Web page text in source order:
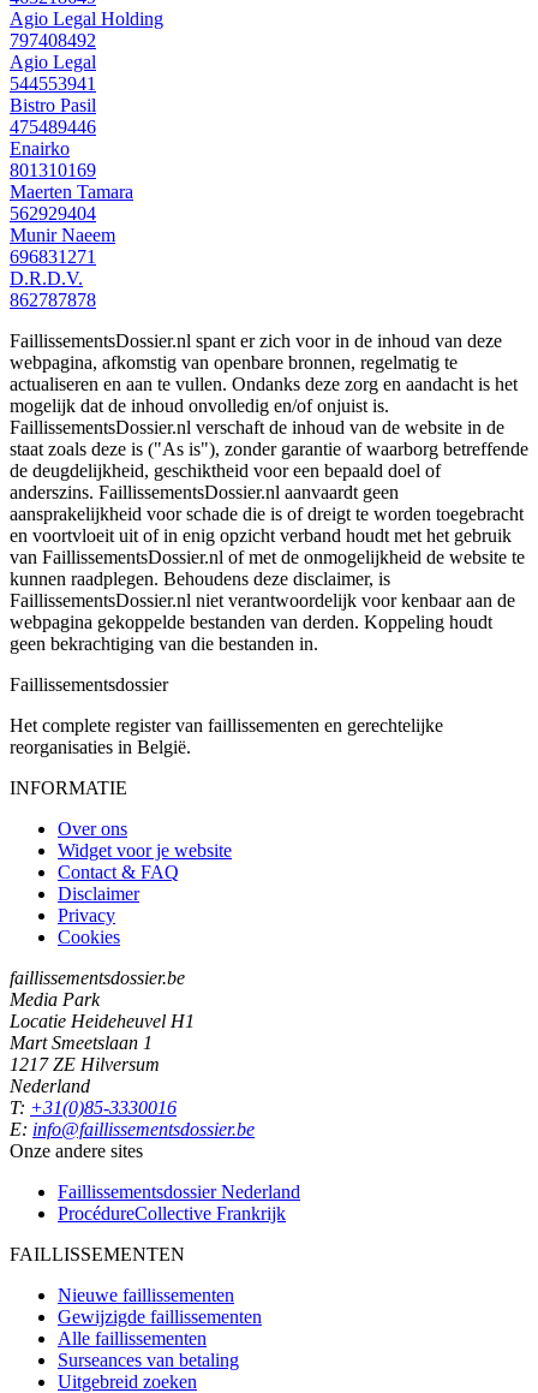
Agio Legal Holding
797408492
Agio Legal
544553941
Bistro Pasil
475489446
Enairko
801310169
Maerten Tamara
562929404
Munir Naeem
696831271
D.R.D.V.
862787878
FaillissementsDossier.nl spant er zich voor in de inhoud van deze
webpagina, afkomstig van openbare bronnen, regelmatig te
actualiseren en aan te vullen. Ondanks deze zorg en aandacht is het
mogelijk dat de inhoud onvolledig en/of onjuist is.
FaillissementsDossier.nl verschaft de inhoud van de website in de
staat zoals deze is ("As is"), zonder garantie of waarborg betreffende
de deugdelijkheid, geschiktheid voor een bepaald doel of
anderszins. FaillissementsDossier.nl aanvaardt geen
aansprakelijkheid voor schade die is of dreigt te worden toegebracht
en voortvloeit uit of in enig opzicht verband houdt met het gebruik
van FaillissementsDossier.nl of met de onmogelijkheid de website te
kunnen raadplegen. Behoudens deze disclaimer, is
FaillissementsDossier.nl niet verantwoordelijk voor kenbaar aan de
webpagina gekoppelde bestanden van derden. Koppeling houdt
geen bekrachtiging van die bestanden in.
Faillissementsdossier
Het complete register van faillissementen en gerechtelijke
reorganisaties in België.
INFORMATIE
Over ons
Widget voor je website
Contact & FAQ
Disclaimer
Privacy
Cookies
faillissementsdossier.be
Media Park
Locatie Heideheuvel H1
Mart Smeetslaan 1
1217 ZE Hilversum
Nederland
T: +31(0)85-3330016
E: info@faillissementsdossier.be
Onze andere sites
Faillissementsdossier Nederland
ProcédureCollective Frankrijk
FAILLISSEMENTEN
Nieuwe faillissementen
Gewijzigde faillissementen
Alle faillissementen
Surseances van betaling
Uitgebreid zoeken